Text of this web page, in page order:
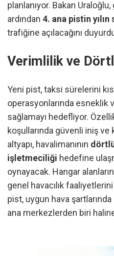
planlanıyor. Bakan
ardından 4. ana pistin
trafiğine açılacağını
Verimlilik ve
Yeni pist, taksi sürelerini
operasyonlarında esneklik
sağlamayı hedefliyor.
koşullarında güvenli iniş ve
altyapı, havalimanının
işletmeciliği hedefine
oynayacak. Hangar
genel havacılık
pist, uygun hava
ana merkezlerden biri